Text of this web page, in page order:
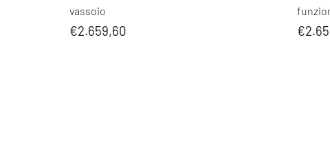
vassoio
€2.659,60